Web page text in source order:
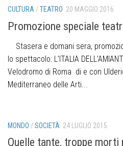
CULTURA/TEATRO 20 MAGGIO 2016
Promozione speciale
Stasera e domani sera,
lo spettacolo: L’ITALIA
Velodromo di Roma di e con
Mediterraneo delle Arti...
MONDO /SOCIETÀ 24 LUGLIO 2015
Quelle tante, troppe morti